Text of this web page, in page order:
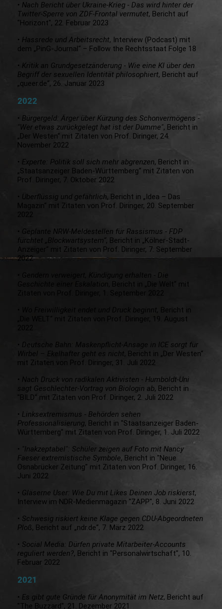
• Nach Bericht über Ukraine-Krieg - Das wird hinter der
Twitter-Sperre von ZDF-Frontal vermutet, Bericht auf
"Horizont", 22. Februar 2023
• Hassrede und Arbeitsrecht, Interview (Podcast) mit
dem „PinG-Journal“ – Follow the Rechtsstaat Folge 18
• Kritik an Grundgesetzänderung - Wie eine KI über den
Begriff der sexuellen Identität philosophiert, Bericht auf
„queer.de“, 26. Januar 2023
2022
• Bürgergeld: Ärger über Kürzung des Schonvermögens -
"Wer etwas zurückgelegt hat ist der Dumme", Bericht in
„Der Westen“ mit Zitaten von Prof. Diringer, 24.
November 2022
• Experte: Politik soll sich mehr abgrenzen, Bericht in
„Staatsanzeiger Baden-Württemberg“ mit Zitaten von
Prof. Diringer, 7. Oktober 2022
Überflüssig und gefährlich, Bericht in „Idea – Das
Magazin“ mit Zitaten von Prof. Diringer, 20. September
Geplante NRW-Meldestellen für Rassismus - FDP
fürchtet „Blockwartsystem“, Bericht in „Kölner-Stadt-
Anzeiger“ mit Zitaten von Prof. Diringer, 7. September
2022
Gendern verweigert, Kündigung erhalten - Die
, Bericht in „Die Welt“ mit
Wo Freiwilligkeit endet und Druck beginnt,
Bericht in
„Die WELT“ mit Zitaten von Prof. Diringer, 19. August
• Deutsche Bahn: Maskenpflicht-Ansage in ICE sorgt für
Wirbel – Ekelhafter geht es nicht, Bericht in „Der Westen“
mit Zitaten von Prof. Diringer, 31. Juli 2022
• Nach Druck von radikalen Aktivisten - Humboldt-Uni
sagt Geschlechter-Vortrag von Biologin ab, Bericht in
"BILD“ mit Zitaten von Prof. Diringer, 2. Juli 2022
• Linksextremismus - Behörden sehen
Professionalisierung, Bericht in "Staatsanzeiger Baden-
Württemberg" mit Zitaten von Prof. Diringer, 1. Juli 2022
• "Inakzeptabel": Schüler zeigen auf Foto mit Nancy
Faeser extremistische Symbole, Bericht in "Neue
Osnabrücker Zeitung" mit Zitaten von Prof. Diringer, 16.
Juni 2022
• Gläserne User: Wie Du mit Likes Deinen Job riskierst,
Interview im NDR-Medienmagazin "ZAPP", 8. Juni 2022
• Schwesig riskiert keine Klage gegen CDU-Abgeordneten
Ploß, Bericht auf „ndr.de“, 7. März 2022
• Social Media: Dürfen private Mitarbeiter-Accounts
reguliert werden?, Bericht in "Personalwirtschaft", 10.
Februar 2022
2021
• Es gibt gute Gründe für Anonymität im Netz, Bericht auf
"The Buzzard", 21. Dezember 2021